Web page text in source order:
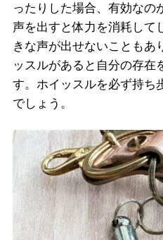
ったりした場合、有効なの
声を出すと体力を消耗して
きな声が出せないこともあ
ッスルがあると自分の存在
す。ホイッスルを必ず持ち
でしょう。